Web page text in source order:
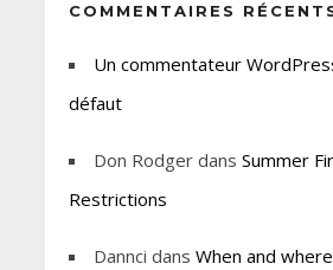
COMMENTAIRES
Un commentateur
défaut
Don Rodgerdans Summer
Restrictions
Dannci dans When and